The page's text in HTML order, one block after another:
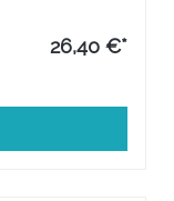
26,40 €*